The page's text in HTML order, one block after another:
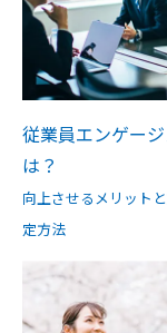
従業員エンゲー
は？
向上させるメリット
定方法